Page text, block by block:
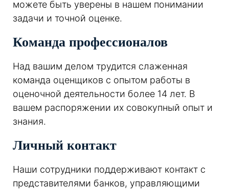
можете быть уверены в нашем понимании
задачи и точной оценке.
Команда профессионалов
Над вашим делом трудится слаженная
команда оценщиков с опытом работы в
оценочной деятельности более 14 лет. В
вашем распоряжении их совокупный опыт и
знания.
Личный контакт
Наши сотрудники поддерживают контакт с
представителями банков, управляющими